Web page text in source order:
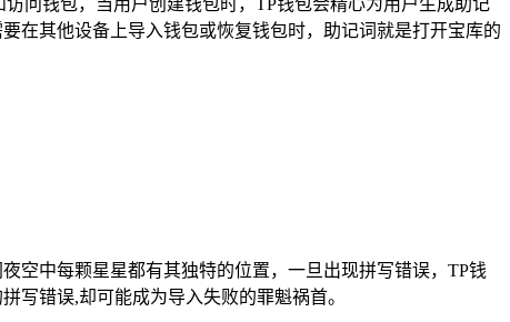
在其他设备上导入钱包或恢复钱包时，助记词就是打开宝库的
空中每颗星星都有其独特的位置，一旦出现拼写错误，TP钱
写错误,却可能成为导入失败的罪魁祸首。